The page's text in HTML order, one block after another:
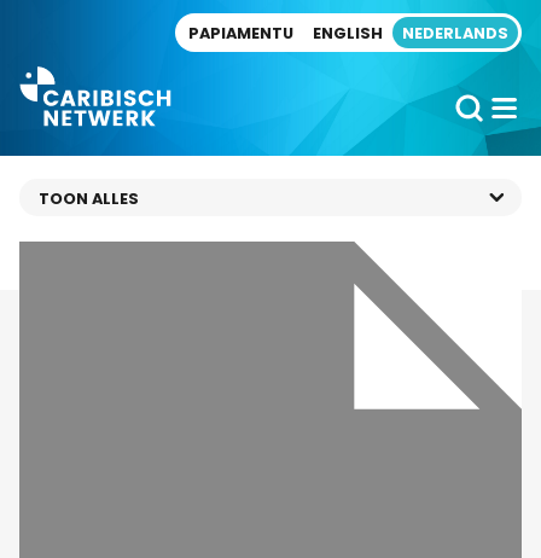
PAPIAMENTU ENGLISH NEDERLANDS